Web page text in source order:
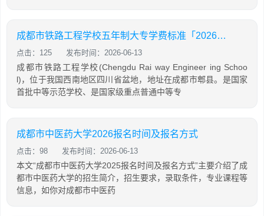
成都市铁路工程学校五年制大专学费标准「2026年更新」
点击：125 发布时间：2026-06-13
成都市铁路工程学校(Chengdu Rai way Engineer ing Schoo
l)，位于我国西南地区四川省盆地，地址在成都市郫县。是国家
首批中等示范学校、是国家级重点普通中等专
成都市中医药大学2026报名时间及报名方式
点击：98 发布时间：2026-06-13
本文“成都市中医药大学2025报名时间及报名方式”主要介绍了成
都市中医药大学的招生简介，招生要求，录取条件，专业课程等
信息，如你对成都市中医药